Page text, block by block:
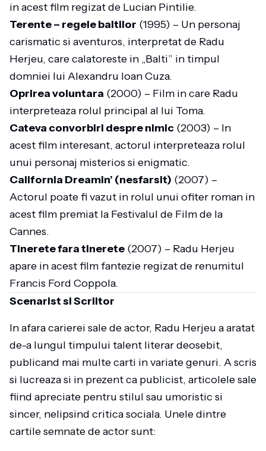
in acest film regizat de Lucian Pintilie.
Terente – regele baltilor (1995) – Un personaj
carismatic si aventuros, interpretat de Radu
Herjeu, care calatoreste in „Balti” in timpul
domniei lui Alexandru Ioan Cuza.
Oprirea voluntara (2000) – Film in care Radu
interpreteaza rolul principal al lui Toma.
Cateva convorbiri despre nimic (2003) – In
acest film interesant, actorul interpreteaza rolul
unui personaj misterios si enigmatic.
California Dreamin’ (nesfarsit) (2007) –
Actorul poate fi vazut in rolul unui ofiter roman in
acest film premiat la Festivalul de Film de la
Cannes.
Tinerete fara tinerete (2007) – Radu Herjeu
apare in acest film fantezie regizat de renumitul
Francis Ford Coppola.
Scenarist si Scriitor
In afara carierei sale de actor, Radu Herjeu a aratat
de-a lungul timpului talent literar deosebit,
publicand mai multe carti in variate genuri. A scris
si lucreaza si in prezent ca publicist, articolele sale
fiind apreciate pentru stilul sau umoristic si
sincer, nelipsind critica sociala. Unele dintre
cartile semnate de actor sunt: